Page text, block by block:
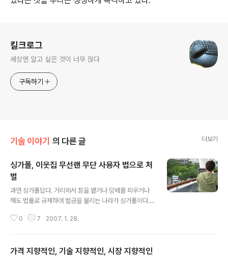
킬크로그
세상엔 알고 싶은 것이 너무 많다
구독하기
기술 이야기 의 다른 글 더보기
싱가폴, 이웃집 무선랜 무단 사용자 법으로 처
벌
과연 싱가폴답다. 거리에서 침을 뱉거나 담배를 피우거나
해도 법률로 규제하여 벌금을 물리는 나라가 싱가폴이다.
가폴이 이번엔 무선랜 무단 사용자에게 처벌 판결을 내렸
찰과 함께 80시간의 사회 봉사활동을 할 것을 받았다. 그
0 7 2007. 1. 28.
가격 지향적인, 기술 지향적인, 시장 지향적인